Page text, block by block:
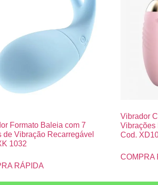
Formato Baleia com 7
de Vibração Recarregável
1032
RÁPIDA
Vibrador
Vibrações
Cod.
COMPRA